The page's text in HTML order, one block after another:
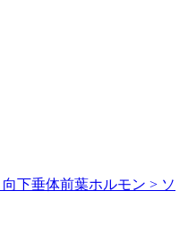
向下垂体前葉ホルモン > ソ